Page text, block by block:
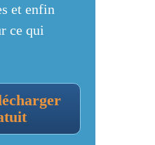
et enfin
ce qui